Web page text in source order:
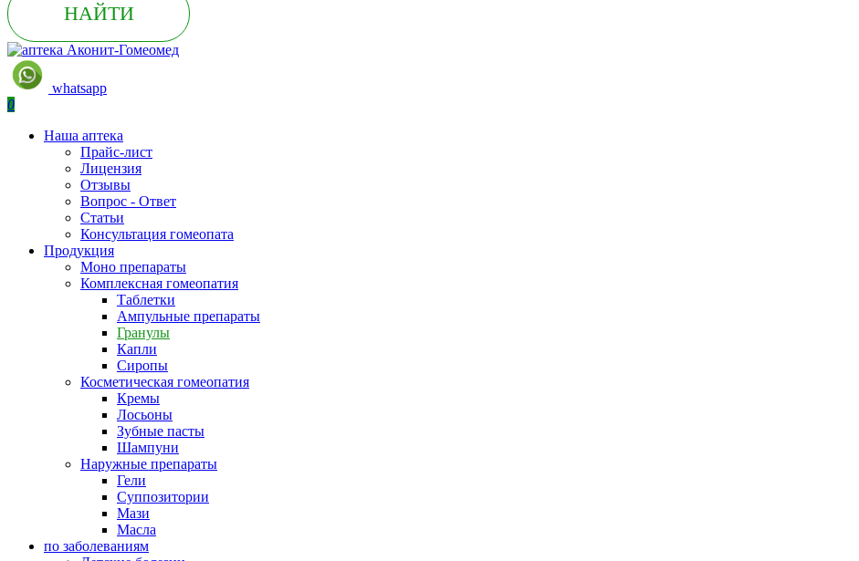
НАЙТИ
whatsapp
0
Наша аптека
Прайс-лист
Лицензия
Отзывы
Вопрос - Ответ
Статьи
Консультация гомеопата
Продукция
Моно препараты
Комплексная гомеопатия
Таблетки
Ампульные препараты
Гранулы
Капли
Сиропы
Косметическая гомеопатия
Кремы
Лосьоны
Зубные пасты
Шампуни
Наружные препараты
Гели
Суппозитории
Мази
Масла
по заболеваниям